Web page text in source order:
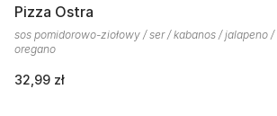
Pizza Ostra
sos pomidorowo-ziołowy / ser / kabanos / jalapeno /
oregano
32,99 zł